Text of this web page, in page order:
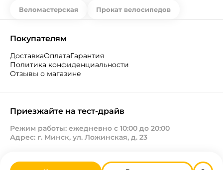
Веломастерская Прокат велосипедов
Покупателям
ДоставкаОплатаГарантия
Политика конфиденциальности
Отзывы о магазине
Приезжайте на тест-драйв
Режим работы: ежедневно с 10:00 до 20:00
Адрес: г. Минск, ул. Ложинская, д. 23